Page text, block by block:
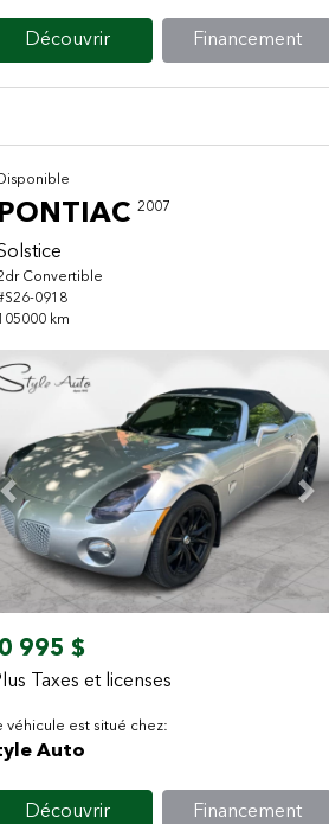
Découvrir Financement
Disponible
PONTIAC 2007
Convertible
0918
km
Previous
995 $
Taxes et licenses
véhicule est situé chez:
Auto
Découvrir Financement